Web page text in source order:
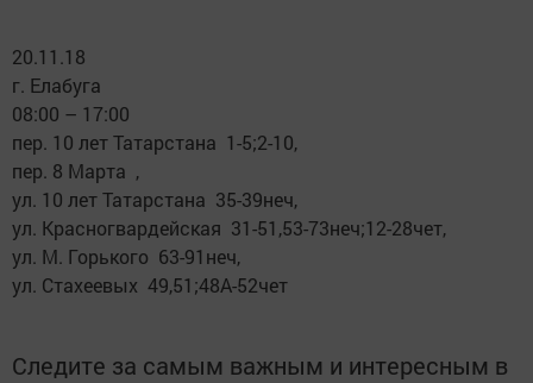
20.11.18
г. Елабуга
08:00 – 17:00
пер. 10 лет Татарстана 1-5;2-10,
пер. 8 Марта ,
ул. 10 лет Татарстана 35-39неч,
ул. Красногвардейская 31-51,53-73неч;12-28чет,
ул. М. Горького 63-91неч,
ул. Стахеевых 49,51;48А-52чет
Следите за самым важным и интересным в